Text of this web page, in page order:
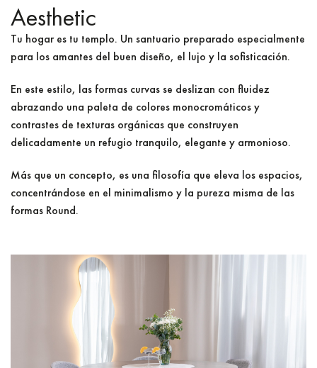
Aesthetic
Tu hogar es tu templo. Un santuario preparado especialmente
para los amantes del buen diseño, el lujo y la sofisticación.
En este estilo, las formas curvas se deslizan con fluidez
abrazando una paleta de colores monocromáticos y
contrastes de texturas orgánicas que construyen
delicadamente un refugio tranquilo, elegante y armonioso.
Más que un concepto, es una filosofía que eleva los espacios,
concentrándose en el minimalismo y la pureza misma de las
formas Round.